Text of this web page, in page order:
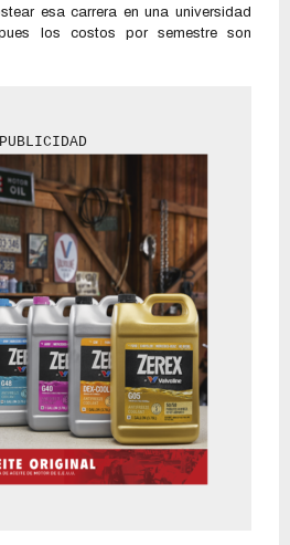
esa carrera en una universidad
los costos por semestre son
PUBLICIDAD